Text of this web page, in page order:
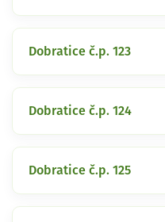
Dobratice č.p. 123
Dobratice č.p. 124
Dobratice č.p. 125